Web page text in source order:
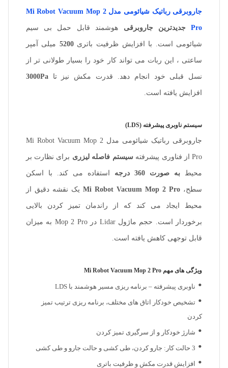
جاروبرقی رباتیک شیائومی مدل Mi Robot Vacuum Mop 2
Proجدیدترینجاروبرقی هوشمند قابل حمل بی سیم
شیائومی است. با افزایش ظرفیت باتری5200 میلی آمپر
ساعتی ، این ربات می تواند کار خود را بسیار طولانی تر از
نسل قبلی خود انجام دهد. قدرت مکش نیز تا3000Pa
افزایش یافته است.
سیستم ناوبری پیشرفته (LDS)
جاروبرقی رباتیک شیائومی مدل Mi Robot Vacuum Mop 2
Pro از فناوری پیشرفته سیستم فاصله لیزری برای نظارت بر
محیط به صورت 360 درجه استفاده می کند. با اسکن
سطح، یک نقشه دقیق از
محیط ایجاد می کند که از راندمان تمیز کردن بالایی
برخوردار است. حجم ماژول Lidar در Mop 2 Pro به میزان
قابل توجهی کاهش یافته است.
ویژگی های مهم Mi Robot Vacuum Mop 2 Pro
ناوبری پیشرفته – برنامه ریزی مسیر هوشمند با LDS
تشخیص خودکار اتاق های مختلف، برنامه ریزی ترتیب تمیز
کردن
شارژ خودکار و از سرگیری تمیز کردن
3 حالت کار: جارو کردن، طی کشی و حالت جارو و طی کشی
افزایش قدرت مکش و ظرفیت باتری